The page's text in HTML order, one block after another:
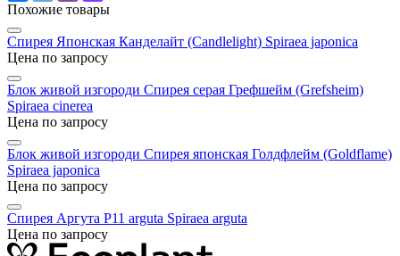
Похожие товары
Cпирея Японская Канделайт (Candlelight) Spiraea japonica
Цена по запросу
Блок живой изгороди Спирея серая Грефшейм (Grefsheim)
Spiraea cinerea
Цена по запросу
Блок живой изгороди Спирея японская Голдфлейм (Goldflame)
Spiraea japonica
Цена по запросу
Спирея Аргута P11 arguta Spiraea arguta
Цена по запросу